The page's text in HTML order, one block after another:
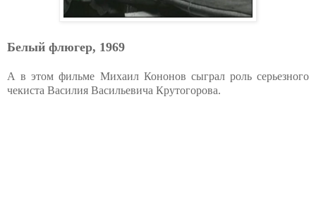
Белый флюгер, 1969
А в этом фильме Михаил Кононов сыграл роль серьезного
чекиста Василия Васильевича Крутогорова.